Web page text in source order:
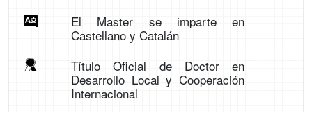
El Master se imparte en
Castellano y Catalán
Título Oficial de Doctor en
Desarrollo Local y Cooperación
Internacional